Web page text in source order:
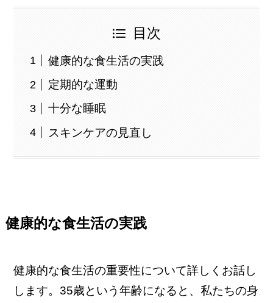
目次
健康的な食生活の実践
定期的な運動
十分な睡眠
スキンケアの見直し
健康的な食生活の実践
健康的な食生活の重要性について詳しくお話し
します。35歳という年齢になると、私たちの身